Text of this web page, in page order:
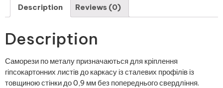
Description Reviews (0)
Description
Саморези по металу призначаються для кріплення
гіпсокартонних листів до каркасу із сталевих профілів із
товщиною стінки до 0,9 мм без попереднього свердління.